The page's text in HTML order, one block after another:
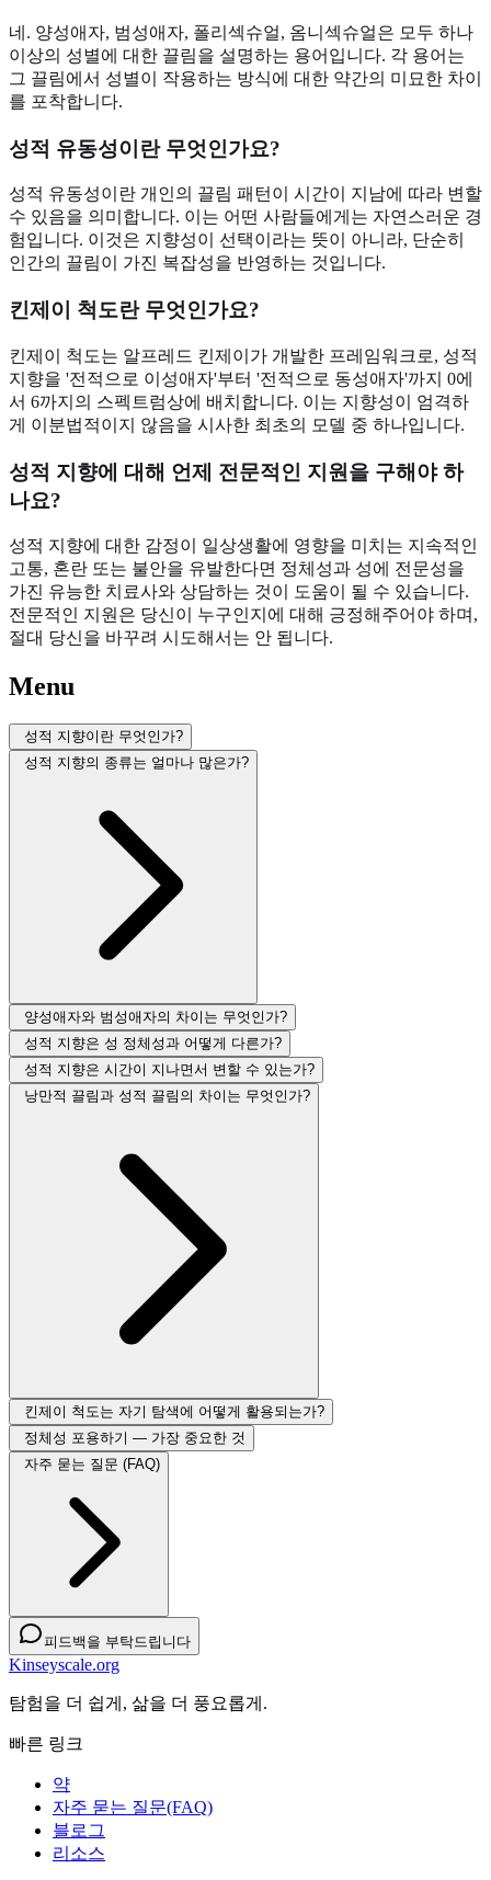
네. 양성애자, 범성애자, 폴리섹슈얼, 옴니섹슈얼은 모두 하나
이상의 성별에 대한 끌림을 설명하는 용어입니다. 각 용어는
그 끌림에서 성별이 작용하는 방식에 대한 약간의 미묘한 차이
를 포착합니다.
성적 유동성이란 무엇인가요?
성적 유동성이란 개인의 끌림 패턴이 시간이 지남에 따라 변할
수 있음을 의미합니다. 이는 어떤 사람들에게는 자연스러운 경
험입니다. 이것은 지향성이 선택이라는 뜻이 아니라, 단순히
인간의 끌림이 가진 복잡성을 반영하는 것입니다.
킨제이 척도란 무엇인가요?
킨제이 척도는 알프레드 킨제이가 개발한 프레임워크로, 성적
지향을 '전적으로 이성애자'부터 '전적으로 동성애자'까지 0에
서 6까지의 스펙트럼상에 배치합니다. 이는 지향성이 엄격하
게 이분법적이지 않음을 시사한 최초의 모델 중 하나입니다.
성적 지향에 대해 언제 전문적인 지원을 구해야 하
나요?
성적 지향에 대한 감정이 일상생활에 영향을 미치는 지속적인
고통, 혼란 또는 불안을 유발한다면 정체성과 성에 전문성을
가진 유능한 치료사와 상담하는 것이 도움이 될 수 있습니다.
전문적인 지원은 당신이 누구인지에 대해 긍정해주어야 하며,
절대 당신을 바꾸려 시도해서는 안 됩니다.
Menu
성적 지향이란 무엇인가?
성적 지향의 종류는 얼마나 많은가?
양성애자와 범성애자의 차이는 무엇인가?
성적 지향은 성 정체성과 어떻게 다른가?
성적 지향은 시간이 지나면서 변할 수 있는가?
낭만적 끌림과 성적 끌림의 차이는 무엇인가?
킨제이 척도는 자기 탐색에 어떻게 활용되는가?
정체성 포용하기 — 가장 중요한 것
자주 묻는 질문 (FAQ)
피드백을 부탁드립니다
Kinseyscale.org
탐험을 더 쉽게, 삶을 더 풍요롭게.
빠른 링크
약
자주 묻는 질문(FAQ)
블로그
리소스